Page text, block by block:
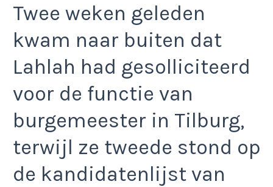
Twee weken geleden
kwam naar buiten dat
Lahlah had gesolliciteerd
voor de functie van
burgemeester in Tilburg,
terwijl ze tweede stond op
de kandidatenlijst van